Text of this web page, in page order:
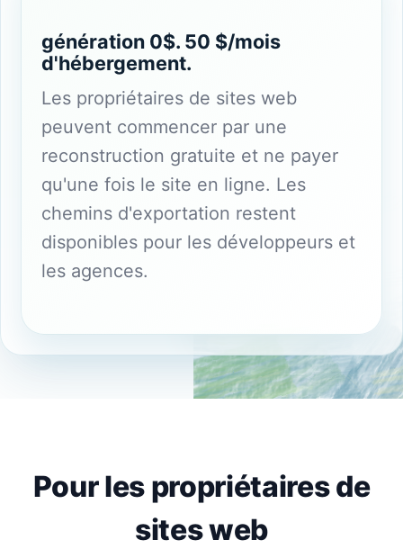
génération 0$. 50 $/mois
d'hébergement.
Les propriétaires de sites web
peuvent commencer par une
reconstruction gratuite et ne payer
qu'une fois le site en ligne. Les
chemins d'exportation restent
disponibles pour les développeurs et
les agences.
Pour les propriétaires de
sites web